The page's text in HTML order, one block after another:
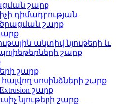
շարք
դիմադրության
շարք
ակտիվ նյութերի և
շարք
շարք
սոսինձների շարք
շարք
նյութերի շարք